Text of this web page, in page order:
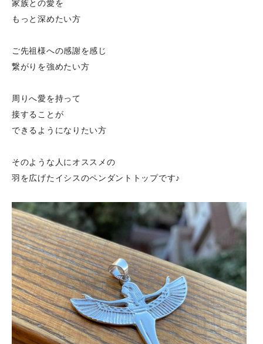
家族との愛を
もっと深めたい方
ご先祖様への感謝を感じ
繋がりを強めたい方
周りへ愛を持って
接することが
できるようになりたい方
そのような人にオススメの
羽を広げたイシスのペンダントトップです♪